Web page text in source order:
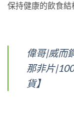
保持健康的飲食結
偉哥|威而
那非片
貨】